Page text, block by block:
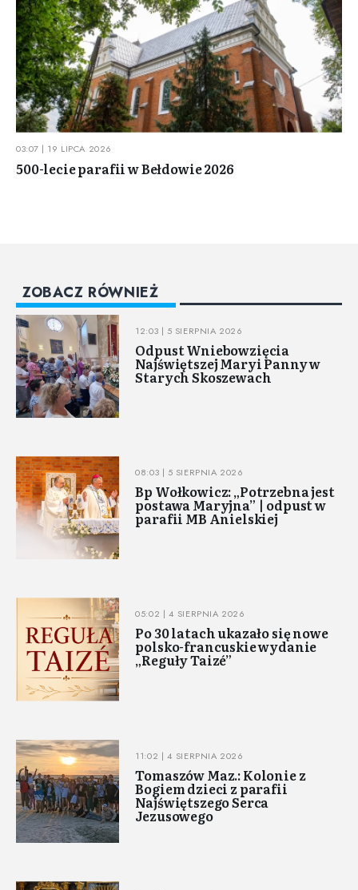
03:07 | 19 LIPCA 2026
500-lecie parafii w Bełdowie 2026
ZOBACZ RÓWNIEŻ
12:03 | 5 SIERPNIA 2026
Odpust Wniebowzięcia
Najświętszej Maryi Panny w
Starych Skoszewach
08:03 | 5 SIERPNIA 2026
Bp Wołkowicz: „Potrzebna jest
postawa Maryjna” | odpust w
parafii MB Anielskiej
05:02 | 4 SIERPNIA 2026
Po 30 latach ukazało się nowe
polsko-francuskie wydanie
„Reguły Taizé”
11:02 | 4 SIERPNIA 2026
Tomaszów Maz.: Kolonie z
Bogiem dzieci z parafii
Najświętszego Serca
Jezusowego